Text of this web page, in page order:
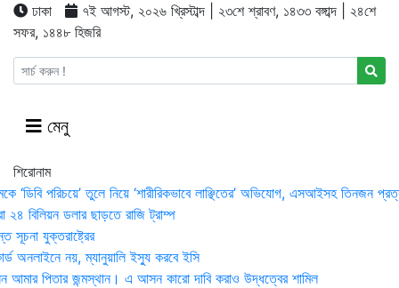
ঢাকা
৭ই আগস্ট, ২০২৬ খ্রিস্টাব্দ | ২৩শে শ্রাবণ, ১৪৩৩ বঙ্গাব্দ | ২৪শে
সফর, ১৪৪৮ হিজরি
মেনু
শিরোনাম
‘ডিবি পরিচয়ে’ তুলে নিয়ে ‘শারীরিকভাবে লাঞ্ছিতের’ অভিযোগ, এসআইসহ তিনজন
২৪ বিলিয়ন ডলার ছাড়তে রাজি ট্রাম্প
সূচনা যুক্তরাষ্ট্রের
অনলাইনে নয়, ম্যানুয়ালি ইস্যু করবে ইসি
পিতার জন্মস্থান। এ আসন কারো দাবি করাও উদ্ধত্বের শামিল